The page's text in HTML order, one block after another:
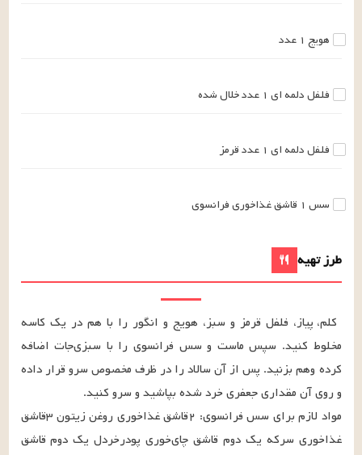
هویج ۱ عدد
فلفل دلمه ای ۱ عددخلال شده
فلفل دلمه ای ۱ عددقرمز
سس ۱ قاشق غذاخوریفرانسوی
طرز تهیه